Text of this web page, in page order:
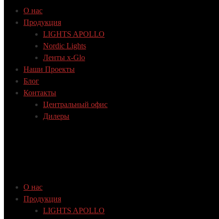
О нас
Продукция
LIGHTS APOLLO
Nordic Lights
Ленты x-Glo
Наши Проекты
Блог
Контакты
Центральный офис
Дилеры
О нас
Продукция
LIGHTS APOLLO